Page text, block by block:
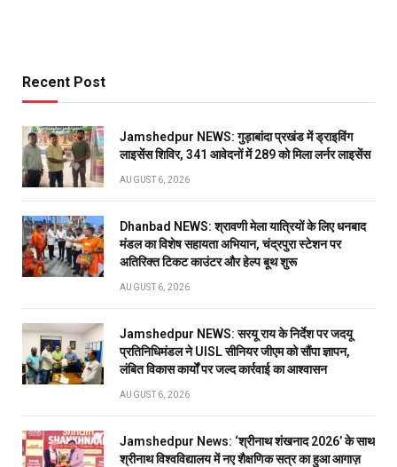
Recent Post
Jamshedpur NEWS: गुड़ाबांदा प्रखंड में ड्राइविंग
लाइसेंस शिविर, 341 आवेदनों में 289 को मिला लर्नर लाइसेंस
AUGUST 6, 2026
Dhanbad NEWS: श्रावणी मेला यात्रियों के लिए धनबाद
मंडल का विशेष सहायता अभियान, चंद्रपुरा स्टेशन पर
अतिरिक्त टिकट काउंटर और हेल्प बूथ शुरू
AUGUST 6, 2026
Jamshedpur NEWS: सरयू राय के निर्देश पर जदयू
प्रतिनिधिमंडल ने UISL सीनियर जीएम को सौंपा ज्ञापन,
लंबित विकास कार्यों पर जल्द कार्रवाई का आश्वासन
AUGUST 6, 2026
Jamshedpur News: ‘श्रीनाथ शंखनाद 2026’ के साथ
श्रीनाथ विश्वविद्यालय में नए शैक्षणिक सत्र का हुआ आगाज़